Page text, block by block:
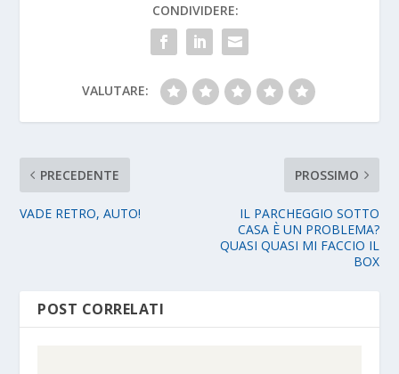
CONDIVIDERE:
VALUTARE:
PRECEDENTE
VADE RETRO, AUTO!
PROSSIMO
IL PARCHEGGIO SOTTO
CASA È UN PROBLEMA?
QUASI QUASI MI FACCIO IL
BOX
POST CORRELATI